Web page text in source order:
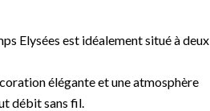
Elysées est idéalement situé à deux
élégante et une atmosphère
débit sans fil.